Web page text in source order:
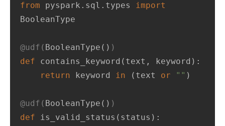
from pyspark.sql.types import
BooleanType
@udf( BooleanType( ) )
def
contains_keyword ( text, keyword ):
return keyword in (text or "" )
@udf( BooleanType( ) )
def
is_valid_status ( status ):